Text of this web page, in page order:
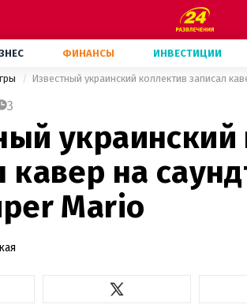
ФИНАНСЫ ИНВЕСТИЦИИ
Известный украинский коллектив записал
3
украинский
кавер на
Mario